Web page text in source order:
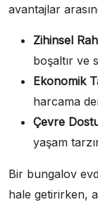
avantajlar
Zihinsel
boşaltır ve
Ekonomik
harcama
Çevre
yaşam
Bir bungalov
hale getirirken,